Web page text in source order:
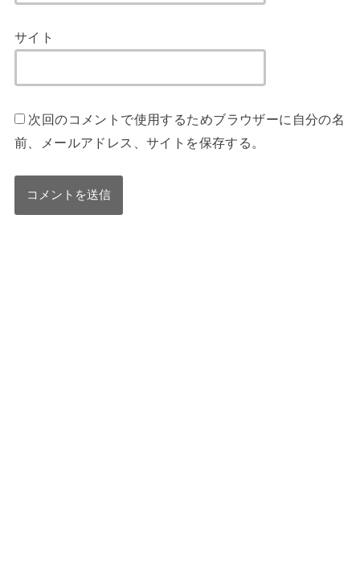
サイト
次回のコメントで使用するためブラウザーに自分の名
前、メールアドレス、サイトを保存する。